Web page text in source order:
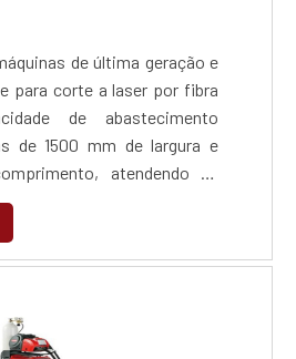
de última geração e
para corte a laser por fibra
de abastecimento
de 1500 mm de largura e
atendendo as
16mm em aço carbono,
4mm em alumínio e 3mm